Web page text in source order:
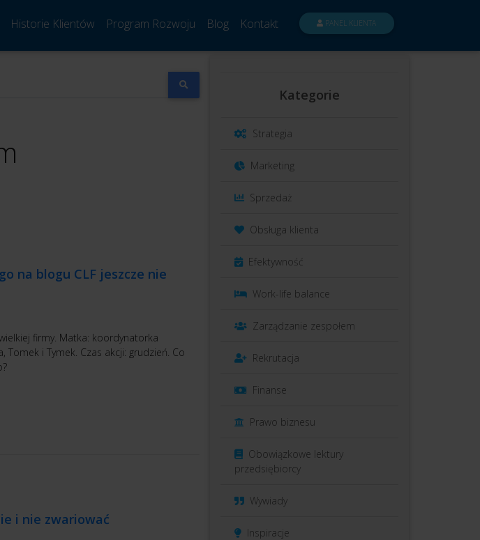
Historie Klientów Program Rozwoju Blog Kontakt PANEL KLIENTA
na blogu CLF jeszcze nie
firmy. Matka: koordynatorka
Tomek i Tymek. Czas akcji: grudzień. Co
i nie zwariować
Kategorie
Strategia
Marketing
Sprzedaż
Obsługa klienta
Efektywność
Work-life balance
Zarządzanie zespołem
Rekrutacja
Finanse
Prawo biznesu
Obowiązkowe lektury
przedsiębiorcy
Wywiady
Inspiracje